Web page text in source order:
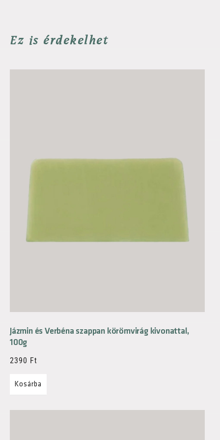
Ez is érdekelhet
Jázmin és Verbéna szappan körömvirág kivonattal,
100g
2390 Ft
Kosárba